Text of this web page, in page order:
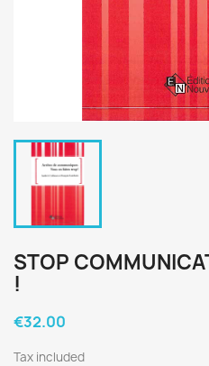
STOP
!
€32.00
Tax included